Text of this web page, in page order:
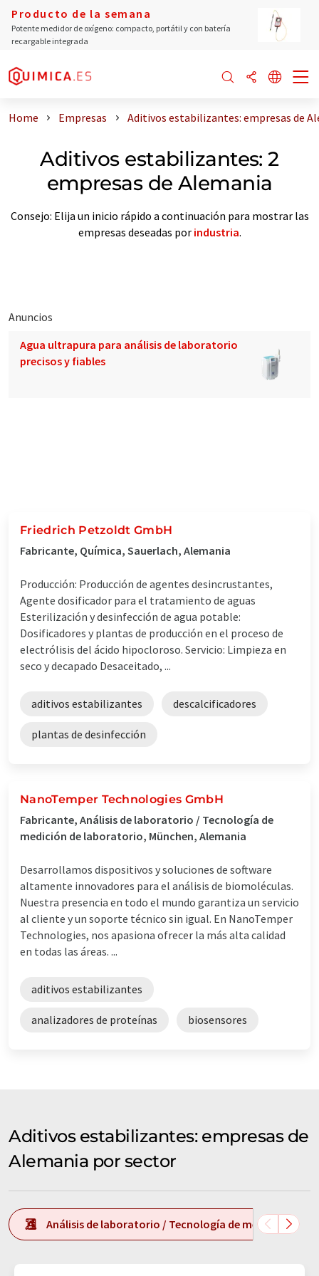
Producto de la semana
Potente medidor de oxígeno: compacto, portátil y con batería
recargable integrada
Home Empresas Aditivos estabilizantes: empresas de
Aditivos estabilizantes: 2
empresas de Alemania
Consejo: Elija un inicio rápido a continuación para mostrar las
empresas deseadas por industria.
Anuncios
Agua ultrapura para análisis de laboratorio
precisos y fiables
Friedrich Petzoldt GmbH
Fabricante, Química, Sauerlach, Alemania
Producción: Producción de agentes desincrustantes,
Agente dosificador para el tratamiento de aguas
Esterilización y desinfección de agua potable:
Dosificadores y plantas de producción en el proceso de
electrólisis del ácido hipocloroso. Servicio: Limpieza en
seco y decapado Desaceitado, ...
aditivos estabilizantes descalcificadores
plantas de desinfección
NanoTemper Technologies GmbH
Fabricante, Análisis de laboratorio / Tecnología de
medición de laboratorio, München, Alemania
Desarrollamos dispositivos y soluciones de software
altamente innovadores para el análisis de biomoléculas.
Nuestra presencia en todo el mundo garantiza un servicio
al cliente y un soporte técnico sin igual. En NanoTemper
Technologies, nos apasiona ofrecer la más alta calidad
en todas las áreas. ...
aditivos estabilizantes
analizadores de proteínas biosensores
Aditivos estabilizantes: empresas de
Alemania por sector
Análisis de laboratorio / Tecnología de medición de